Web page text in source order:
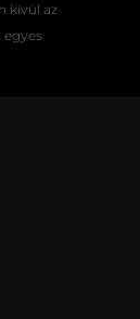
kívül az
egyes